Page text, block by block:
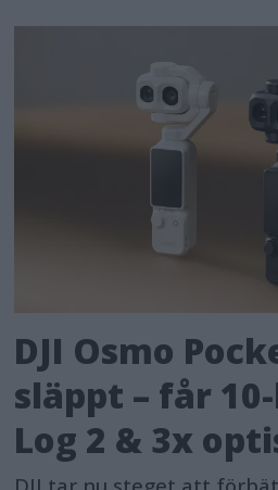
DJI Osmo
släppt – får
Log 2 & 3x